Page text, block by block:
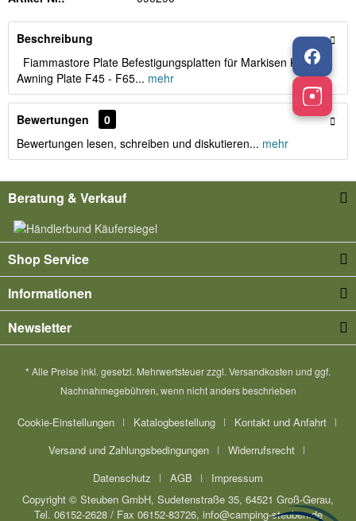
Beschreibung
Fiammastore Plate Befestigungsplatten für Markisen Kit
Awning Plate F45 - F65... mehr
Bewertungen
0
Bewertungen lesen, schreiben und diskutieren... mehr
Beratung & Verkauf
Shop Service
Informationen
Newsletter
* Alle Preise inkl. gesetzl. Mehrwertsteuer zzgl. Versandkosten und ggf.
Nachnahmegebühren, wenn nicht anders beschrieben
Cookie-Einstellungen Katalogbestellung
Kontakt und Anfahrt
Versand und Zahlungsbedingungen
Widerrufsrecht
Datenschutz
AGB
Impressum
Copyright © Steuben GmbH, Sudetenstraße 35, 64521 Groß-Gerau,
Tel. 06152-2628 / Fax 06152-83726, info@camping-steuben.de